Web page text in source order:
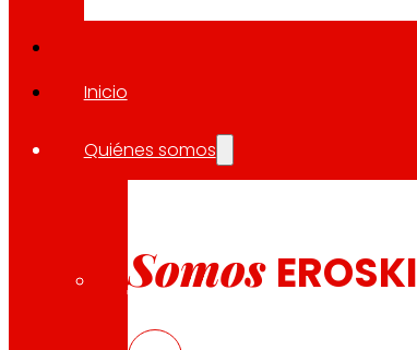
Inicio
Quiénes somos
Somos EROSKI